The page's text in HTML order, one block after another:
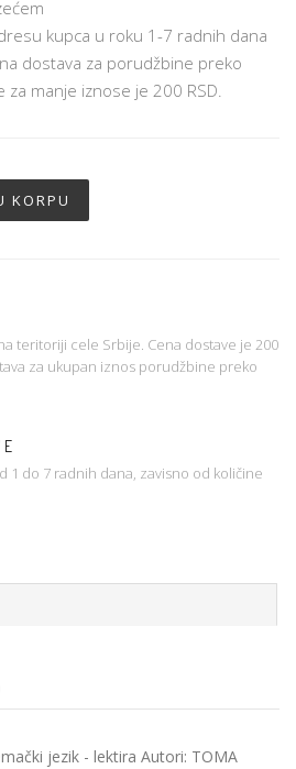
kupca u roku 1-7 radnih dana
dostava za porudžbine preko
za manje iznose je 200 RSD.
teritoriji cele Srbije. Cena dostave je 200
za ukupan iznos porudžbine preko
1 do 7 radnih dana, zavisno od količine
jezik - lektira Autori: TOMA